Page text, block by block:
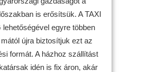
is erősítsük. A TAXI
lehetőségével egyre többen
újra biztosítjuk ezt az
formát. A házhoz szállítást
idén is fix áron, akár